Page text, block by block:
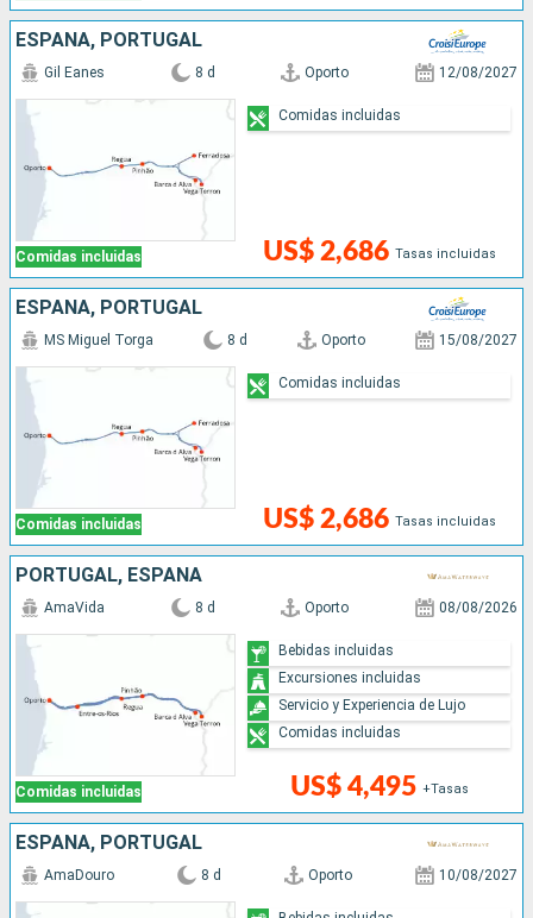
ESPAÑA, PORTUGAL
Comidas incluidas
Gil Eanes 8 d Oporto 12/08/2027
US$ 2,686 Tasas incluidas
Comidas incluidas
ESPAÑA, PORTUGAL
Comidas incluidas
MS Miguel Torga 8 d Oporto 15/08/2027
US$ 2,686 Tasas incluidas
Comidas incluidas
PORTUGAL, ESPAÑA
Comidas incluidas
AmaVida 8 d Oporto 08/08/2026
US$ 4,495 +Tasas
Bebidas incluidas
Excursiones incluidas
Servicio y Experiencia de Lujo
Comidas incluidas
ESPAÑA, PORTUGAL
AmaDouro 8 d Oporto 10/08/2027